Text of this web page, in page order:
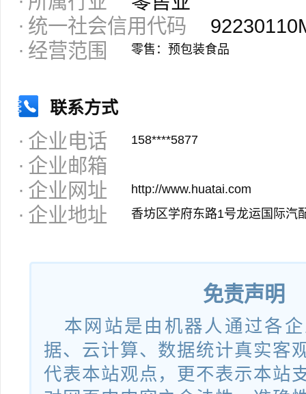
统一社会信用代码
经营范围
零售：预包装食品
联系方式
企业电话 158****5877
企业邮箱
企业网址
http://www.huatai.com
企业地址 香坊区学府东路1号龙运国际汽
免责声明
本网站是由机器人通过各
据、云计算、数据统计真实客
代表本站观点，更不表示本站